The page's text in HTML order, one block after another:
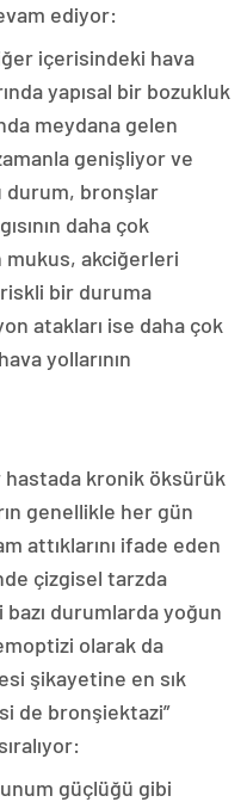
ediyor:
içerisindeki hava
yapısal bir bozukluk
meydana gelen
genişliyor ve
durum, bronşlar
daha çok
mukus, akciğerleri
riskli bir duruma
atakları ise daha çok
yollarının
kronik öksürük
genellikle her gün
attıklarını ifade eden
çizgisel tarzda
durumlarda yoğun
olarak da
şikayetine en sık
de bronşiektazi”
güçlüğü gibi